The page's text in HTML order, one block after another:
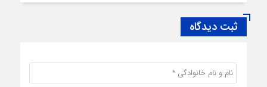
ثبت دیدگاه